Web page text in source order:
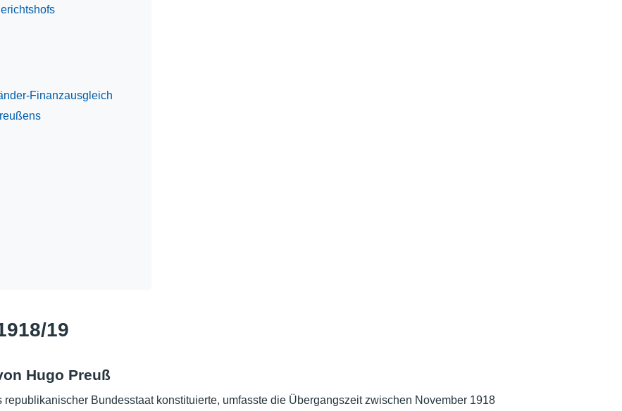
Finanzausgleich
19
Hugo Preuß
Bundesstaat konstituierte, umfasste die Übergangszeit zwischen November 1918